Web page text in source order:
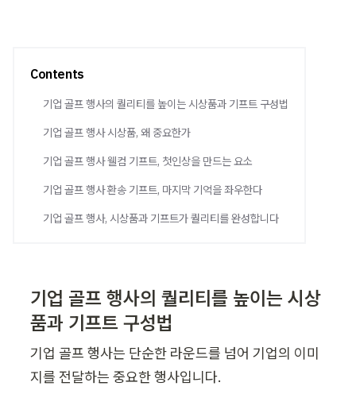
Contents
기업 골프 행사의 퀄리티를 높이는 시상품과 기프트 구성법
기업 골프 행사 시상품, 왜 중요한가
기업 골프 행사 웰컴 기프트, 첫인상을 만드는 요소
기업 골프 행사 환송 기프트, 마지막 기억을 좌우한다
기업 골프 행사, 시상품과 기프트가 퀄리티를 완성합니다
기업 골프 행사의 퀄리티를 높이는 시상
품과 기프트 구성법
기업 골프 행사는 단순한 라운드를 넘어 기업의 이미
지를 전달하는 중요한 행사입니다.